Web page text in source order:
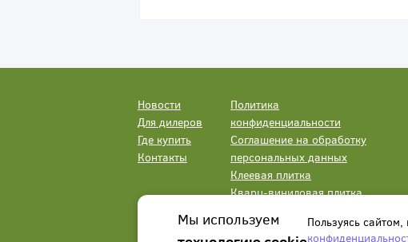
Новости
Для дилеров
Где купить
Контакты
Политика
конфиденциальности
Соглашение на обработку
персональных данных
Клеевая плитка
Кварц-виниловая плитка
Мы используем
Пользуясь